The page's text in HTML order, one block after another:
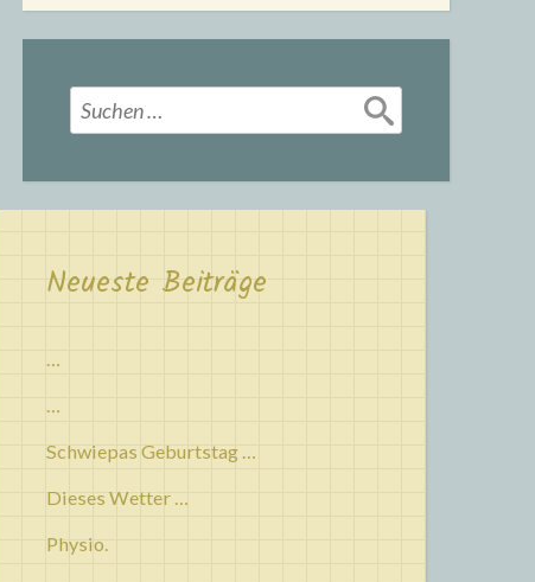
Suchen
nach:
Neueste Beiträge
…
…
Schwiepas Geburtstag …
Dieses Wetter …
Physio.